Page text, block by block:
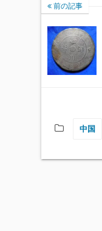
前の記事
中国